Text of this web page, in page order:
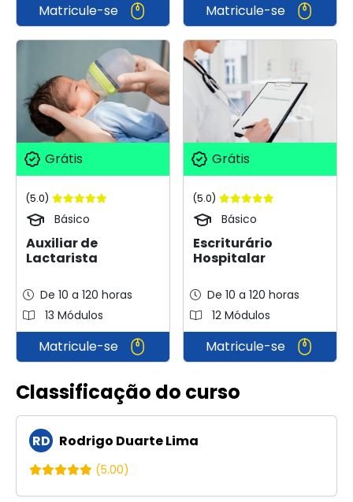
Matricule-se Matricule-se
Grátis
(5.0)
Básico
Auxiliar de
Lactarista
De 10 a 120 horas
13 Módulos
Matricule-se
Grátis
(5.0)
Básico
Escriturário
Hospitalar
De 10 a 120 horas
12 Módulos
Matricule-se
Classificação do curso
RD Rodrigo Duarte Lima
(5.00)